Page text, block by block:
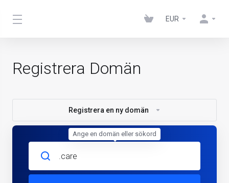
EUR
Registrera Domän
Registrera en ny domän
Ange en domän eller sökord